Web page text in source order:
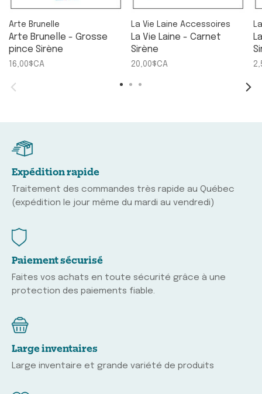
Arte Brunelle
Arte Brunelle - Grosse
pince Sirène
16,00$CA
La Vie Laine Accessoires
La Vie Laine - Carnet
Sirène
20,00$CA
Expédition rapide
Traitement des commandes très rapide au Québec
(expédition le jour même du mardi au vendredi)
Paiement sécurisé
Faites vos achats en toute sécurité grâce à une
protection des paiements fiable.
Large inventaires
Large inventaire et grande variété de produits